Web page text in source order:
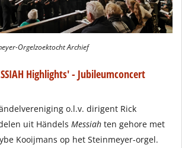
Orgelzoektocht Archief
Highlights' - Jubileumconcert
o.l.v. dirigent Rick
uit Händels Messiah ten gehore met
Kooijmans op het Steinmeyer-orgel.